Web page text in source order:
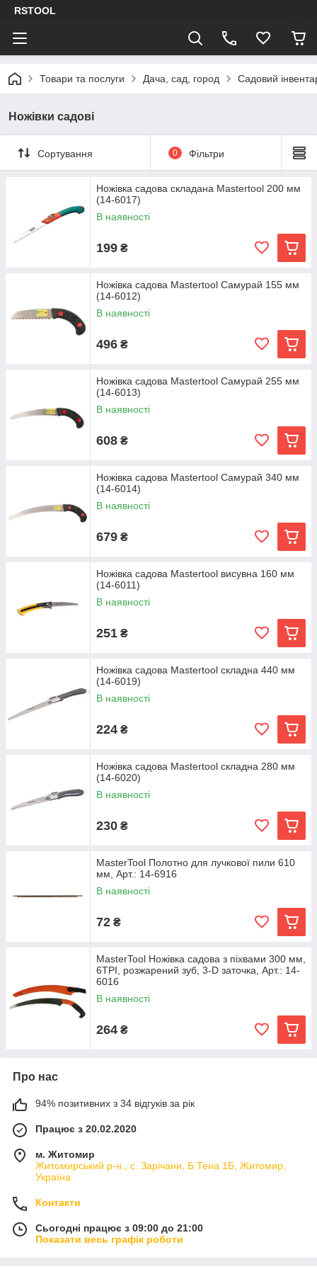
RSTOOL
Товари та послуги Дача, сад, город Садовий
Ножівки садові
Сортування 0 Фільтри
Ножівка садова складана Mastertool 200 мм
(14-6017)
В наявності
199 ₴
Ножівка садова Mastertool Самурай 155 мм
(14-6012)
В наявності
496 ₴
Ножівка садова Mastertool Самурай 255 мм
(14-6013)
В наявності
608 ₴
Ножівка садова Mastertool Самурай 340 мм
(14-6014)
В наявності
679 ₴
Ножівка садова Mastertool висувна 160 мм
(14-6011)
В наявності
251 ₴
Ножівка садова Mastertool складна 440 мм
(14-6019)
В наявності
224 ₴
Ножівка садова Mastertool складна 280 мм
(14-6020)
В наявності
230 ₴
MasterTool Полотно для лучкової пили 610
мм, Арт.: 14-6916
В наявності
72 ₴
MasterTool Ножівка садова з піхвами 300 мм,
6TPI, розжарений зуб, 3-D заточка, Арт.: 14-
6016
В наявності
264 ₴
Про нас
94% позитивних з 34 відгуків за рік
Працює з 20.02.2020
м. Житомир
Житомирський р-н., с. Зарічани, Б Тена 1Б, Житомир,
Україна
Контакти
Сьогодні працює з 09:00 до 21:00
Показати весь графік роботи